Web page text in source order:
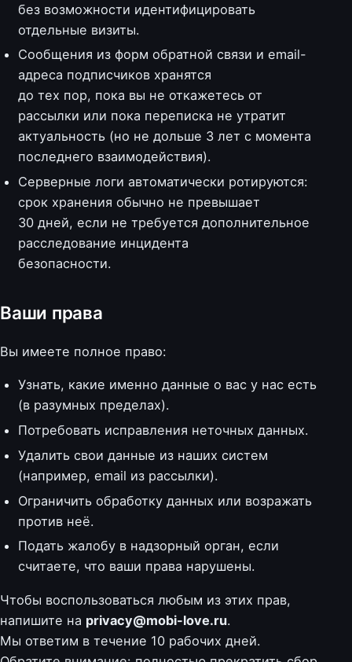
без возможности идентифицировать
отдельные визиты.
Сообщения из форм обратной связи и email-
адреса подписчиков хранятся
до тех пор, пока вы не откажетесь от
рассылки или пока переписка не утратит
актуальность (но не дольше 3 лет с момента
последнего взаимодействия).
Серверные логи автоматически ротируются:
срок хранения обычно не превышает
30 дней, если не требуется дополнительное
расследование инцидента
безопасности.
Ваши права
Вы имеете полное право:
Узнать, какие именно данные о вас у нас есть
(в разумных пределах).
Потребовать исправления неточных данных.
Удалить свои данные из наших систем
(например, email из рассылки).
Ограничить обработку данных или возражать
против неё.
Подать жалобу в надзорный орган, если
считаете, что ваши права нарушены.
Чтобы воспользоваться любым из этих прав,
напишите на privacy@mobi-love.ru.
Мы ответим в течение 10 рабочих дней.